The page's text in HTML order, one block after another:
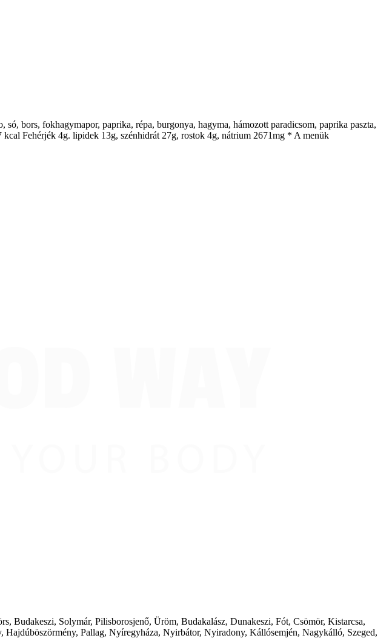
bors, fokhagymapor, paprika, répa, burgonya, hagyma, hámozott paradicsom, paprika paszta,
Fehérjék 4g. lipidek 13g, szénhidrát 27g, rostok 4g, nátrium 2671mg * A menük
Budakeszi, Solymár, Pilisborosjenő, Üröm, Budakalász, Dunakeszi, Fót, Csömör, Kistarcsa,
Pallag, Nyíregyháza, Nyirbátor, Nyiradony, Kállósemjén, Nagykálló, Szeged,